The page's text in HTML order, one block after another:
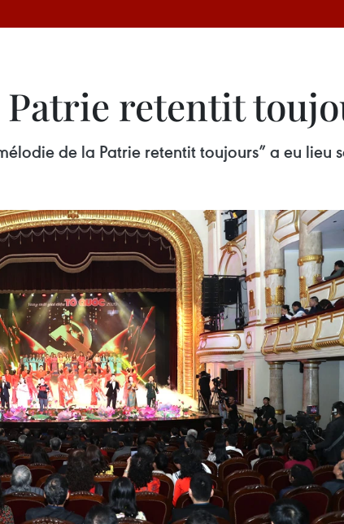
Patrie retentit
de la Patrie retentit toujours” a eu lieu